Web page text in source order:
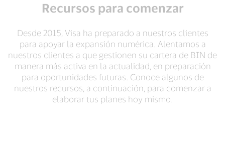
Recursos para comenzar
Desde 2015, Visa ha preparado a nuestros clientes
para apoyar la expansión numérica. Alentamos a
nuestros clientes a que gestionen su cartera de BIN de
manera más activa en la actualidad, en preparación
para oportunidades futuras. Conoce algunos de
nuestros recursos, a continuación, para comenzar a
elaborar tus planes hoy mismo.